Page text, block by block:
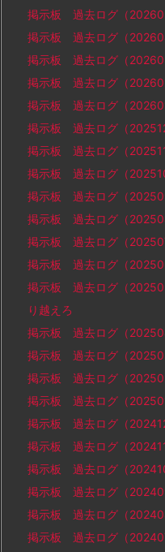
掲示板 過去ログ（
掲示板 過去ログ（
掲示板 過去ログ（
掲示板 過去ログ（
掲示板 過去ログ（
掲示板 過去ログ（
掲示板 過去ログ（
掲示板 過去ログ（
掲示板 過去ログ（
掲示板 過去ログ（
掲示板 過去ログ（
掲示板 過去ログ（
掲示板 過去ログ（
り越えろ
掲示板 過去ログ（
掲示板 過去ログ（
掲示板 過去ログ（
掲示板 過去ログ（
掲示板 過去ログ（
掲示板 過去ログ（
掲示板 過去ログ（
掲示板 過去ログ（
掲示板 過去ログ（
掲示板 過去ログ（